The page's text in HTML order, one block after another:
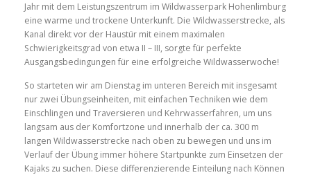
Jahr mit dem Leistungszentrum im Wildwasserpark Hohenlimburg
eine warme und trockene Unterkunft. Die Wildwasserstrecke, als
Kanal direkt vor der Haustür mit einem maximalen
Schwierigkeitsgrad von etwa II – III, sorgte für perfekte
Ausgangsbedingungen für eine erfolgreiche Wildwasserwoche!
So starteten wir am Dienstag im unteren Bereich mit insgesamt
nur zwei Übungseinheiten, mit einfachen Techniken wie dem
Einschlingen und Traversieren und Kehrwasserfahren, um uns
langsam aus der Komfortzone und innerhalb der ca. 300 m
langen Wildwasserstrecke nach oben zu bewegen und uns im
Verlauf der Übung immer höhere Startpunkte zum Einsetzen der
Kajaks zu suchen. Diese differenzierende Einteilung nach Können